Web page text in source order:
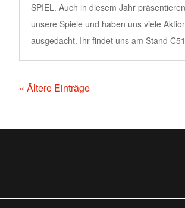
SPIEL. Auch in diesem Jahr
unsere Spiele und haben uns viele
ausgedacht. Ihr findet uns am Stand
« Ältere Einträge